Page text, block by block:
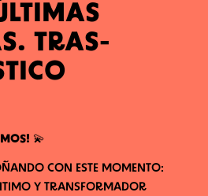
TRAS-
💫
CON ESTE MOMENTO:
Y TRANSFORMADOR